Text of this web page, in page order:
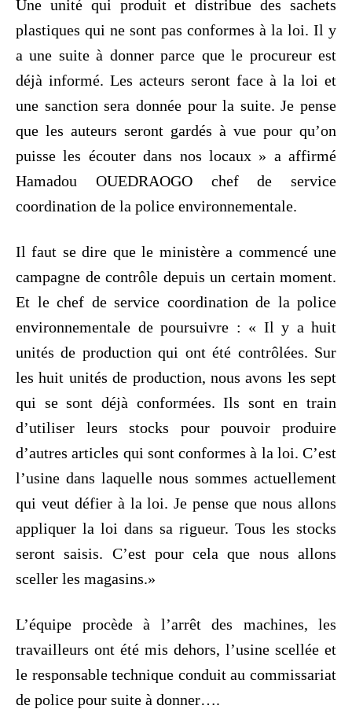
Une unité qui produit et distribue des sachets
plastiques qui ne sont pas conformes à la loi. Il y
a une suite à donner parce que le procureur est
déjà informé. Les acteurs seront face à la loi et
une sanction sera donnée pour la suite. Je pense
que les auteurs seront gardés à vue pour qu’on
puisse les écouter dans nos locaux » a affirmé
Hamadou OUEDRAOGO chef de service
coordination de la police environnementale.
Il faut se dire que le ministère a commencé une
campagne de contrôle depuis un certain moment.
Et le chef de service coordination de la police
environnementale de poursuivre : « Il y a huit
unités de production qui ont été contrôlées. Sur
les huit unités de production, nous avons les sept
qui se sont déjà conformées. Ils sont en train
d’utiliser leurs stocks pour pouvoir produire
d’autres articles qui sont conformes à la loi. C’est
l’usine dans laquelle nous sommes actuellement
qui veut défier à la loi. Je pense que nous allons
appliquer la loi dans sa rigueur. Tous les stocks
seront saisis. C’est pour cela que nous allons
sceller les magasins.»
L’équipe procède à l’arrêt des machines, les
travailleurs ont été mis dehors, l’usine scellée et
le responsable technique conduit au commissariat
de police pour suite à donner….